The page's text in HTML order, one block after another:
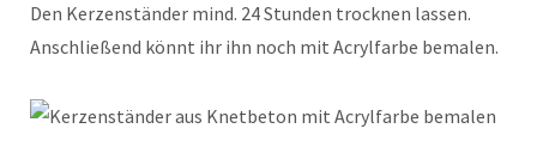
Den Kerzenständer mind. 24 Stunden trocknen lassen.
Anschließend könnt ihr ihn noch mit Acrylfarbe bemalen.